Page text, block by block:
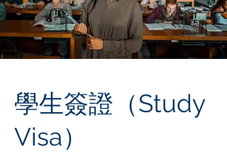
學生簽證（Study
Visa）